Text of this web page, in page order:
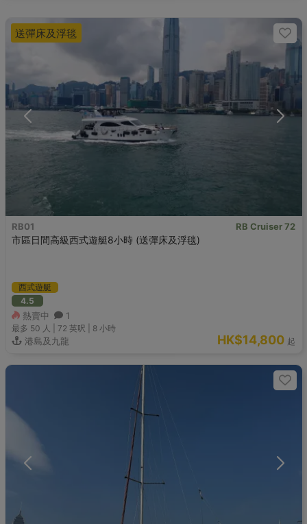
RB01 RB Cruiser 72
市區日間高級西式遊艇8小時 (送彈床及浮毯)
西式遊艇
4.5
熱賣中 1
最多 50 人 | 72 英呎 8 小時
港島及九龍 HK$14,800 起
送彈床及浮毯